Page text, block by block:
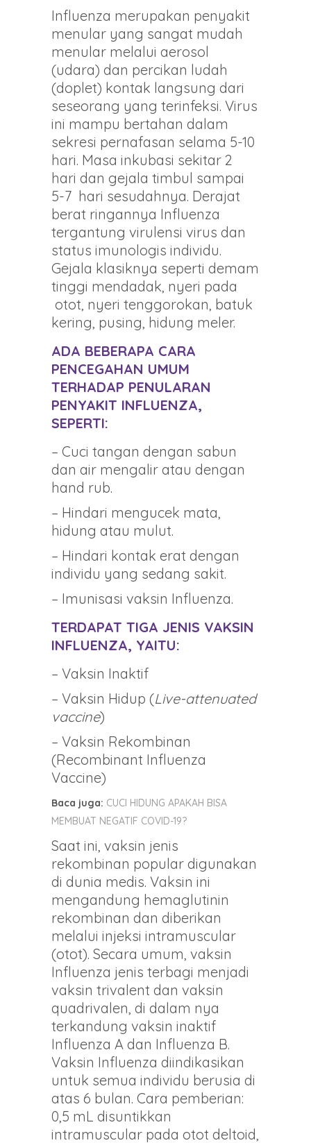
Influenza merupakan penyakit
menular yang sangat mudah
menular melalui aerosol
(udara) dan percikan ludah
(doplet) kontak langsung dari
seseorang yang terinfeksi. Virus
ini mampu bertahan dalam
sekresi pernafasan selama 5-10
hari. Masa inkubasi sekitar 2
hari dan gejala timbul sampai
5-7 hari sesudahnya. Derajat
berat ringannya Influenza
tergantung virulensi virus dan
status imunologis individu.
Gejala klasiknya seperti demam
tinggi mendadak, nyeri pada
otot, nyeri tenggorokan, batuk
kering, pusing, hidung meler.
ADA BEBERAPA CARA
PENCEGAHAN UMUM
TERHADAP PENULARAN
PENYAKIT INFLUENZA,
SEPERTI:
– Cuci tangan dengan sabun
dan air mengalir atau dengan
hand rub.
– Hindari mengucek mata,
hidung atau mulut.
– Hindari kontak erat dengan
individu yang sedang sakit.
– Imunisasi vaksin Influenza.
TERDAPAT TIGA JENIS VAKSIN
INFLUENZA, YAITU:
– Vaksin Inaktif
– Vaksin Hidup (Live-attenuated
vaccine)
– Vaksin Rekombinan
(Recombinant Influenza
Vaccine)
Baca juga: CUCI HIDUNG APAKAH BISA
MEMBUAT NEGATIF COVID-19?
Saat ini, vaksin jenis
rekombinan popular digunakan
di dunia medis. Vaksin ini
mengandung hemaglutinin
rekombinan dan diberikan
melalui injeksi intramuscular
(otot). Secara umum, vaksin
Influenza jenis terbagi menjadi
vaksin trivalent dan vaksin
quadrivalen, di dalam nya
terkandung vaksin inaktif
Influenza A dan Influenza B.
Vaksin Influenza diindikasikan
untuk semua individu berusia di
atas 6 bulan. Cara pemberian:
0,5 mL disuntikkan
intramuscular pada otot deltoid,